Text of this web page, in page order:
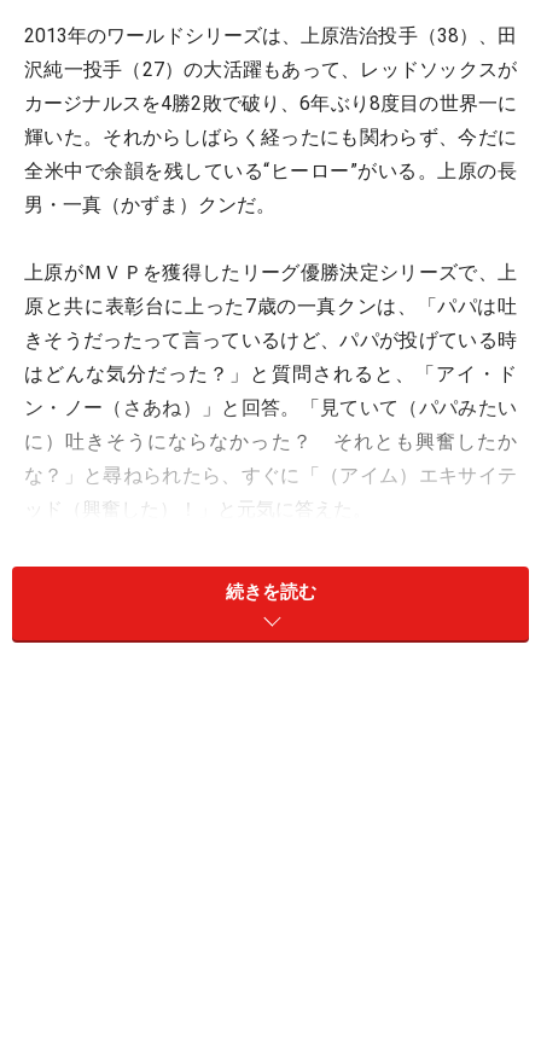
2013年のワールドシリーズは、上原浩治投手（38）、田
沢純一投手（27）の大活躍もあって、レッドソックスが
カージナルスを4勝2敗で破り、6年ぶり8度目の世界一に
輝いた。それからしばらく経ったにも関わらず、今だに
全米中で余韻を残している“ヒーロー”がいる。上原の長
男・一真（かずま）クンだ。
上原がＭＶＰを獲得したリーグ優勝決定シリーズで、上
原と共に表彰台に上った7歳の一真クンは、「パパは吐
きそうだったって言っているけど、パパが投げている時
はどんな気分だった？」と質問されると、「アイ・ド
ン・ノー（さあね）」と回答。「見ていて（パパみたい
に）吐きそうにならなかった？ それとも興奮したか
な？」と尋ねられたら、すぐに「（アイム）エキサイテ
ッド（興奮した）！」と元気に答えた。
そして、今度はワールドシリーズの優勝セレモニーの舞
質問に、「グッド（良かったよ）」と評価し、「どのよ
続きを読む